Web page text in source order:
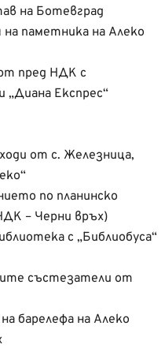
на Ботевград
паметника на Алеко
пред НДК с
Експрес“
от с. Железница,
по планинско
– Черни връх)
с „Библиобуса“
състезатели от
барелефа на Алеко